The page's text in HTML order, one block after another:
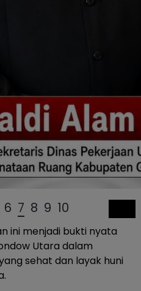
6 7 8 9 10
ini menjadi bukti nyata
Utara dalam
sehat dan layak huni